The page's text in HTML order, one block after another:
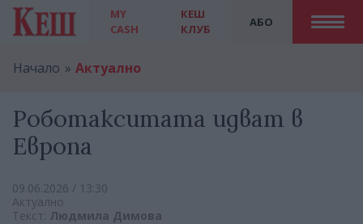
MY
CASH
АБО
КЕШ
КЛУБ
Начало Актуално
Роботакситата идват в
Европа
09.06.2026 / 13:30
Актуално
Текст: Людмила Димова